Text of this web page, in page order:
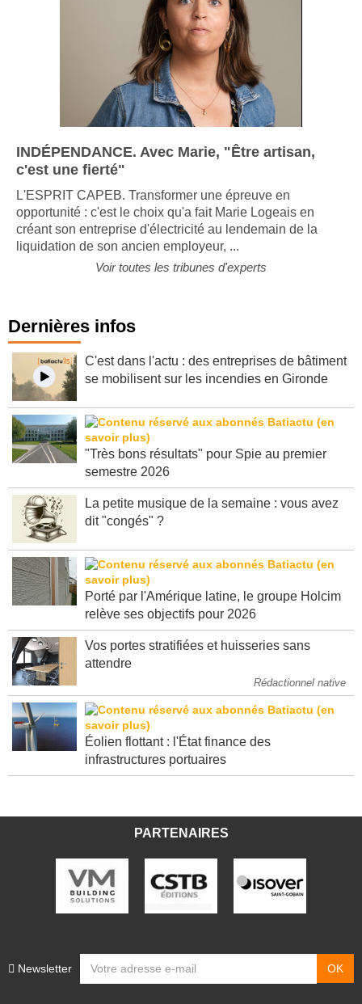
INDÉPENDANCE. Avec Marie, "Être artisan,
c'est une fierté"
L'ESPRIT CAPEB. Transformer une épreuve en
opportunité : c'est le choix qu'a fait Marie Logeais en
créant son entreprise d'électricité au lendemain de la
liquidation de son ancien employeur, ...
Voir toutes les tribunes d'experts
Dernières infos
C'est dans l'actu : des entreprises de bâtiment
se mobilisent sur les incendies en Gironde
"Très bons résultats" pour Spie au premier
semestre 2026
La petite musique de la semaine : vous avez
dit "congés" ?
Porté par l'Amérique latine, le groupe Holcim
relève ses objectifs pour 2026
Vos portes stratifiées et huisseries sans
attendre
Rédactionnel native
Éolien flottant : l'État finance des
infrastructures portuaires
PARTENAIRES
Newsletter